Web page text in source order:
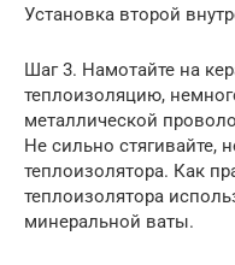
Установка второй
Шаг 3. Намотайте на
теплоизоляцию,
металлической
Не сильно стягивайте,
теплоизолятора. Как
теплоизолятора
минеральной ваты.